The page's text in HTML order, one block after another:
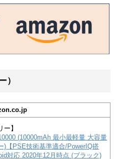
）
ー】
(10000mAh 最小最軽量 大容量
)【PSE技術基準適合/PowerIQ搭
対応 2020年12月時点 (ブラック)